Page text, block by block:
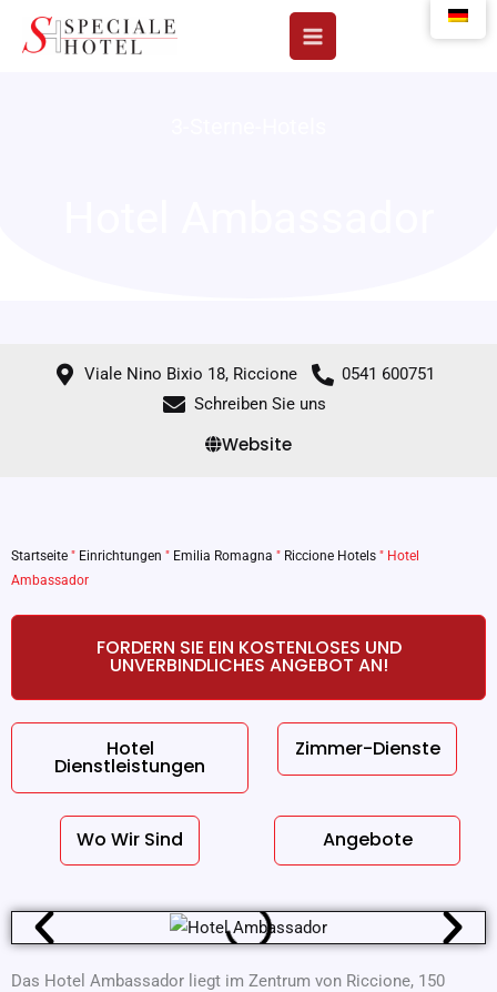
Inhalt
Viale Nino Bixio 18, Riccione
0541 600751
Schreiben Sie uns
Website
Startseite " Einrichtungen " Emilia Romagna " Riccione Hotels " Hotel
Ambassador
FORDERN SIE EIN KOSTENLOSES UND
UNVERBINDLICHES ANGEBOT AN!
Hotel
Dienstleistungen
Zimmer-Dienste
Wo Wir Sind Angebote
Das Hotel Ambassador liegt im Zentrum von Riccione, 150